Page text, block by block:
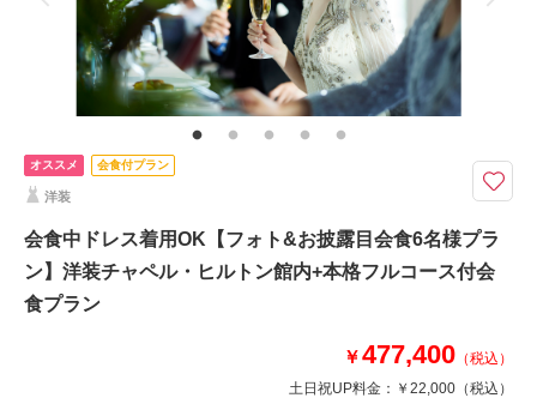
家族と撮影 家族用衣装レンタル ペットと撮影
その他含むもの
1時間撮影料、全データ色味補正、新婦ヘアメイク、新郎新婦小物、衣装使
用料、ご家族とのお写真撮影 ※アテンド同行＋27,500円【お食事】6名分の
ランチコース ※人数追加の場合+5,000円/人(ディナーの場合15,600円/名) ※
別途サービス料追加
ウェディングフォトとa tableのお食事がセットになったプラン。両家ご家
族で過ごす特別な時間を。
ウェディングフォトと撮影後のランチが付いた“会食プラン” おふたりとご両
家親御様6名様分のお料理をご用意しております。 同じ館内で完結するた
め、移動もなくて安心。緊張をせずにご両家でのお時間をゆったりとお過ご
オススメ 会食付プラン
洋装
会食中ドレス着用OK【フォト&お披露目会食6名様プラ
ン】洋装チャペル・ヒルトン館内+本格フルコース付会
食プラン
￥477,400 （税込）
土日祝UP料金： ￥22,000 （税込）